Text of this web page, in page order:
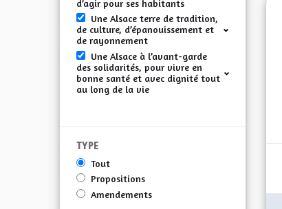
d’agir pour ses habitants
Une Alsace terre de tradition,
de culture, d’épanouissement et
de rayonnement
Une Alsace à l’avant-garde
des solidarités, pour vivre en
bonne santé et avec dignité tout
au long de la vie
TYPE
Tout
Propositions
Amendements